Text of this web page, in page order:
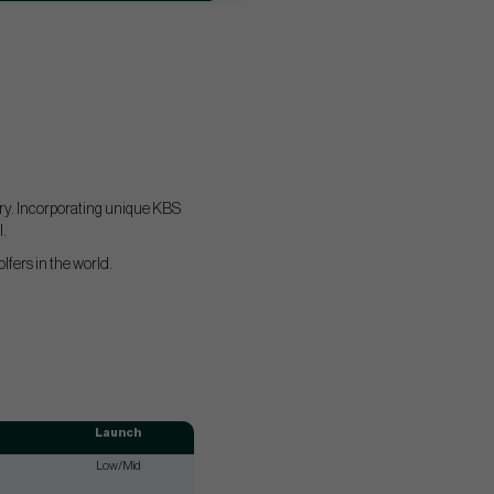
Incorporating unique KBS
in the world.
Launch
Low/Mid